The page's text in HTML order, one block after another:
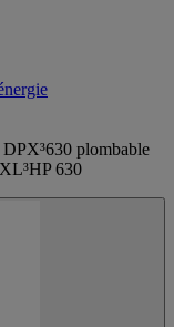
plombable
630